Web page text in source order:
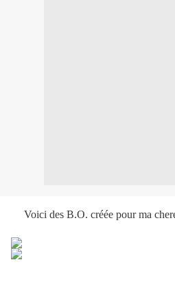
Voici des B.O. créée pour ma